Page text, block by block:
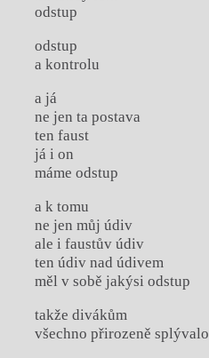
odstup
odstup
a kontrolu
a já
ne jen ta postava
ten faust
já i on
máme odstup
a k tomu
ne jen můj údiv
ale i faustův údiv
ten údiv nad údivem
měl v sobě jakýsi odstup
takže divákům
všechno přirozeně splývalo